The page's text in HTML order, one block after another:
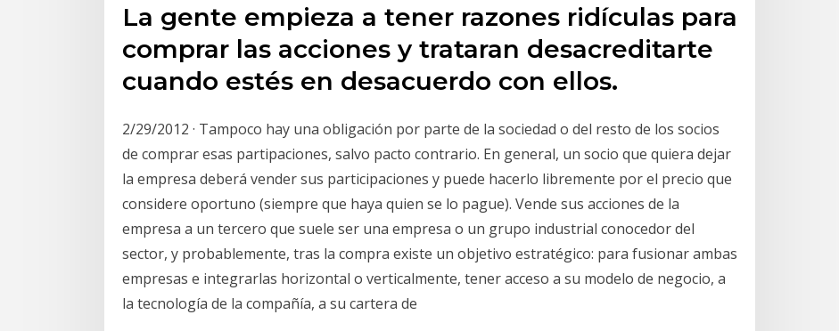
La gente empieza a tener razones ridículas para
comprar las acciones y trataran desacreditarte
cuando estés en desacuerdo con ellos.
2/29/2012 · Tampoco hay una obligación por parte de la sociedad o del resto de los socios
de comprar esas partipaciones, salvo pacto contrario. En general, un socio que quiera dejar
la empresa deberá vender sus participaciones y puede hacerlo libremente por el precio que
considere oportuno (siempre que haya quien se lo pague). Vende sus acciones de la
empresa a un tercero que suele ser una empresa o un grupo industrial conocedor del
sector, y probablemente, tras la compra existe un objetivo estratégico: para fusionar ambas
empresas e integrarlas horizontal o verticalmente, tener acceso a su modelo de negocio, a
la tecnología de la compañía, a su cartera de